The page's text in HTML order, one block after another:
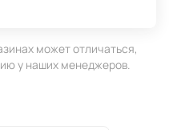
может отличаться,
у наших менеджеров.